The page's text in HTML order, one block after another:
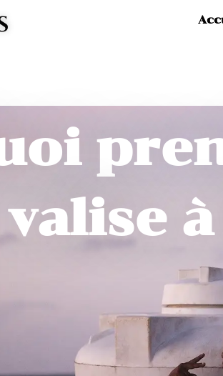
valise